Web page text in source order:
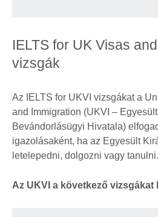
IELTS for UK Visas
vizsgák
Az IELTS for UKVI vizsgákat a
and Immigration (UKVI –
Bevándorlásügyi Hivatala)
igazolásaként, ha az Egyesült
letelepedni, dolgozni vagy tanulni.
Az UKVI a következő vizsgákat